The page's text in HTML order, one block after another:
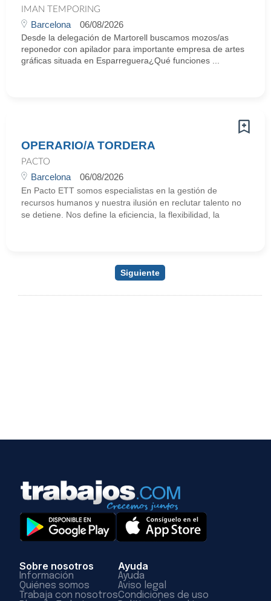
IMAN TEMPORING
Barcelona 06/08/2026
Desde la delegación de Martorell buscamos mozos/as
reponedor con apilador para importante empresa de artes
gráficas situada en Esparreguera¿Qué funciones ...
OPERARIO/A TORDERA
PACTO
Barcelona 06/08/2026
En Pacto ETT somos especialistas en la gestión de
recursos humanos y nuestra ilusión en reclutar talento no
se detiene. Nos define la eficiencia, la flexibilidad, la
Siguiente
Sobre nosotros
Información
Quiénes somos
Trabaja con nosotros
Ayuda
Ayuda
Aviso legal
Condiciones de uso